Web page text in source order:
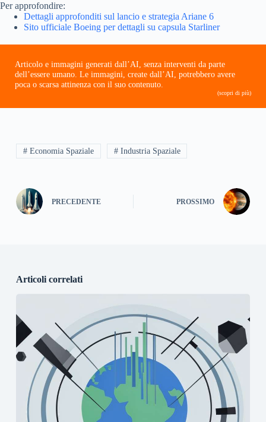
Per approfondire:
Dettagli approfonditi sul lancio e strategia Ariane 6
Sito ufficiale Boeing per dettagli su capsula Starliner
Articolo e immagini generati dall’AI, senza interventi da parte
dell’essere umano. Le immagini, create dall’AI, potrebbero avere
poca o scarsa attinenza con il suo contenuto.
(scopri di più)
# Economia Spaziale # Industria Spaziale
PRECEDENTE PROSSIMO
Articoli correlati